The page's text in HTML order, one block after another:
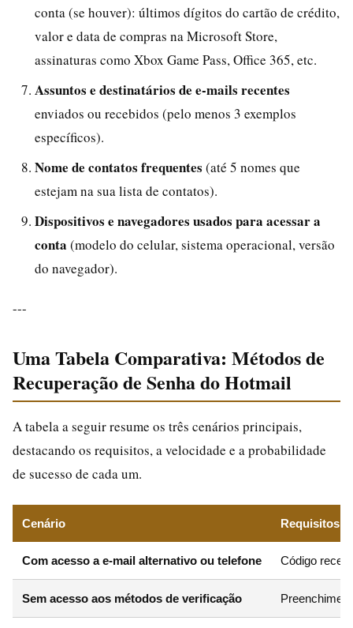
conta (se houver): últimos dígitos do cartão de crédito,
valor e data de compras na Microsoft Store,
assinaturas como Xbox Game Pass, Office 365, etc.
Assuntos e destinatários de e-mails recentes
enviados ou recebidos (pelo menos 3 exemplos
específicos).
Nome de contatos frequentes (até 5 nomes que
estejam na sua lista de contatos).
Dispositivos e navegadores usados para acessar a
conta (modelo do celular, sistema operacional, versão
do navegador).
---
Uma Tabela Comparativa: Métodos de
Recuperação de Senha do Hotmail
A tabela a seguir resume os três cenários principais,
destacando os requisitos, a velocidade e a probabilidade
de sucesso de cada um.
Cenário Requisitos
Com acesso a e-mail alternativo ou telefone Código
Sem acesso aos métodos de verificação